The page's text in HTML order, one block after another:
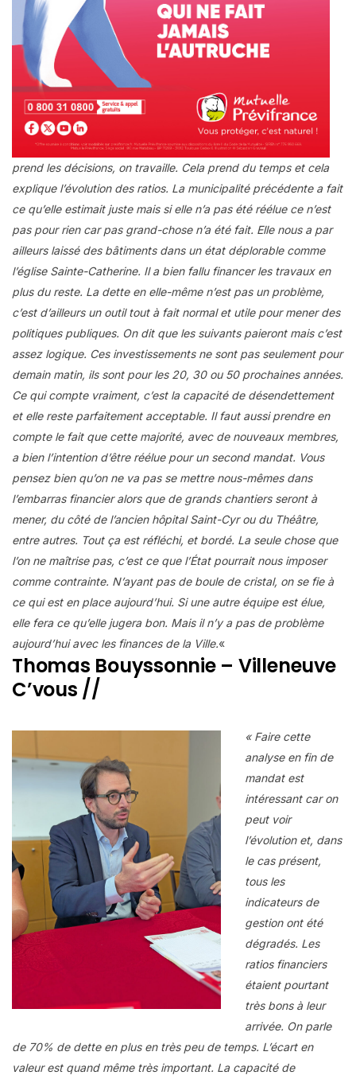
prend les décisions, on travaille. Cela prend du temps et cela
explique l’évolution des ratios. La municipalité précédente a fait
ce qu’elle estimait juste mais si elle n’a pas été réélue ce n’est
pas pour rien car pas grand-chose n’a été fait. Elle nous a par
ailleurs laissé des bâtiments dans un état déplorable comme
l’église Sainte-Catherine. Il a bien fallu financer les travaux en
plus du reste. La dette en elle-même n’est pas un problème,
c’est d’ailleurs un outil tout à fait normal et utile pour mener des
politiques publiques. On dit que les suivants paieront mais c’est
assez logique. Ces investissements ne sont pas seulement pour
demain matin, ils sont pour les 20, 30 ou 50 prochaines années.
Ce qui compte vraiment, c’est la capacité de désendettement
et elle reste parfaitement acceptable. Il faut aussi prendre en
compte le fait que cette majorité, avec de nouveaux membres,
a bien l’intention d’être réélue pour un second mandat. Vous
pensez bien qu’on ne va pas se mettre nous-mêmes dans
l’embarras financier alors que de grands chantiers seront à
mener, du côté de l’ancien hôpital Saint-Cyr ou du Théâtre,
entre autres. Tout ça est réfléchi, et bordé. La seule chose que
l’on ne maîtrise pas, c’est ce que l’État pourrait nous imposer
comme contrainte. N’ayant pas de boule de cristal, on se fie à
ce qui est en place aujourd’hui. Si une autre équipe est élue,
elle fera ce qu’elle jugera bon. Mais il n’y a pas de problème
aujourd’hui avec les finances de la Ville.«
Thomas Bouyssonnie – Villeneuve
C’vous //
« Faire cette
analyse en fin de
mandat est
intéressant car on
peut voir
l’évolution et, dans
le cas présent,
tous les
indicateurs de
gestion ont été
dégradés. Les
ratios financiers
étaient pourtant
très bons à leur
arrivée. On parle
de 70% de dette en plus en très peu de temps. L’écart en
valeur est quand même très important. La capacité de